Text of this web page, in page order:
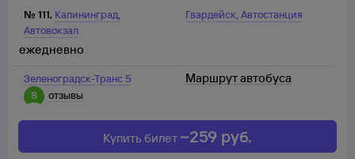
№ 111, Калининград,
Автовокзал
Гвардейск,Автостанция
Зеленоградск-Транс 5
8
отзывы
ежедневно
Маршрут автобуса
Купить билет ~259 руб.